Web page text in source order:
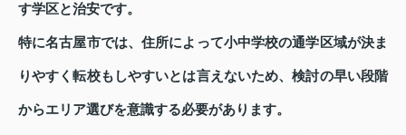
す学区と治安です。
特に名古屋市では、住所によって小中学校の通学区域が決ま
りやすく転校もしやすいとは言えないため、検討の早い段階
からエリア選びを意識する必要があります。